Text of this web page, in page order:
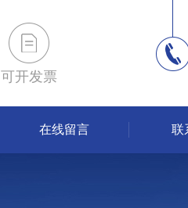
可开发票
在线留言 联